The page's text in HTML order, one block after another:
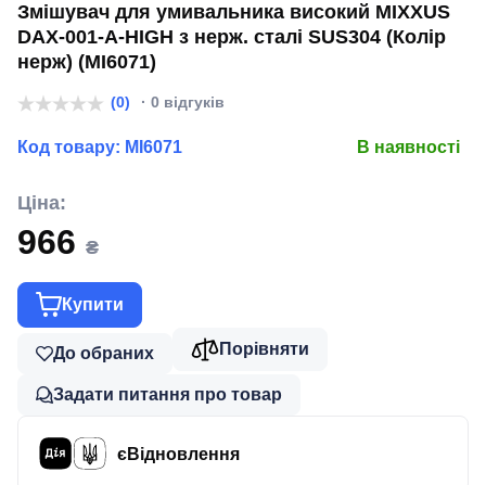
Змішувач для умивальника високий MIXXUS
DAX-001-A-HIGH з нерж. сталі SUS304 (Колір
нерж) (MI6071)
(0) · 0 відгуків
Код товару: MI6071 В наявності
Ціна:
966 ₴
Купити
До обраних Порівняти
Задати питання про товар
єВідновлення